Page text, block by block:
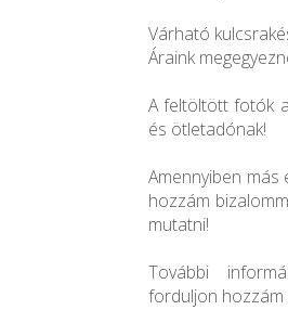
Várható
Áraink
A feltöltött fotók
és ötletadónak!
Amennyiben
hozzám
mutatni!
További
forduljon hozzám